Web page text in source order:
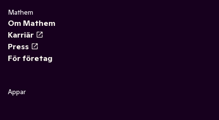
Mathem
Om Mathem
Karriär
Press
För företag
Appar